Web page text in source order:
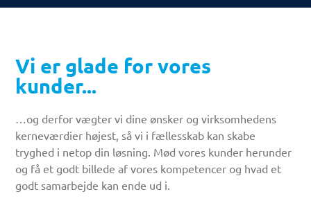
Vi er glade for vores
kunder...
…og derfor vægter vi dine ønsker og virksomhedens
kerneværdier højest, så vi i fællesskab kan skabe
tryghed i netop din løsning. Mød vores kunder herunder
og få et godt billede af vores kompetencer og hvad et
godt samarbejde kan ende ud i.